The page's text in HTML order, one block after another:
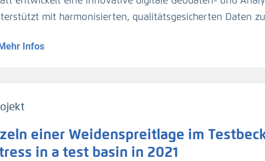
Für die Umrechnung der Trübungswerte in
kalibriert worden. Im März 2024 hat die BAW
Sperrwerks genommen für die Kalibrierung der dortigen
2 Halbtiden).
mit harmonisierten, qualitätsgesicherten Daten
werden über Webportale und -
Infos
einer Weidenspreitlage im
in a test basin in 2021